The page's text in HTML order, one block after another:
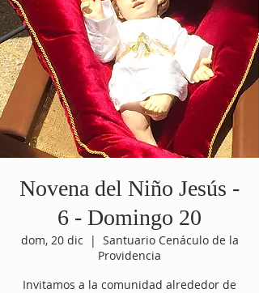
Novena del Niño Jesús -
6 - Domingo 20
dom, 20 dic
  |
Santuario Cenáculo de la
Providencia
Invitamos a la comunidad alrededor de